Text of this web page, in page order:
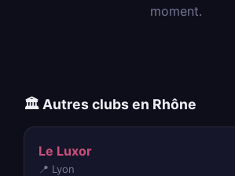
moment.
🏛️ Autres clubs en Rhône
Le Luxor
📍 Lyon